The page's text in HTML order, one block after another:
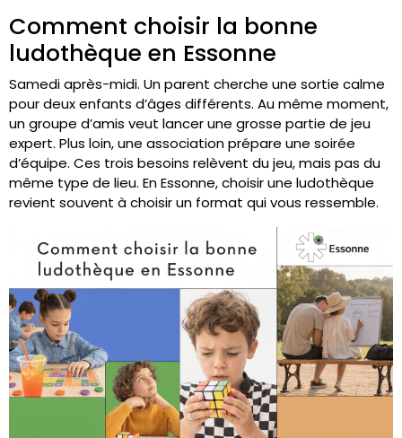
Comment choisir la bonne
ludothèque en Essonne
Samedi après-midi. Un parent cherche une sortie calme
pour deux enfants d’âges différents. Au même moment,
un groupe d’amis veut lancer une grosse partie de jeu
expert. Plus loin, une association prépare une soirée
d’équipe. Ces trois besoins relèvent du jeu, mais pas du
même type de lieu. En Essonne, choisir une ludothèque
revient souvent à choisir un format qui vous ressemble.